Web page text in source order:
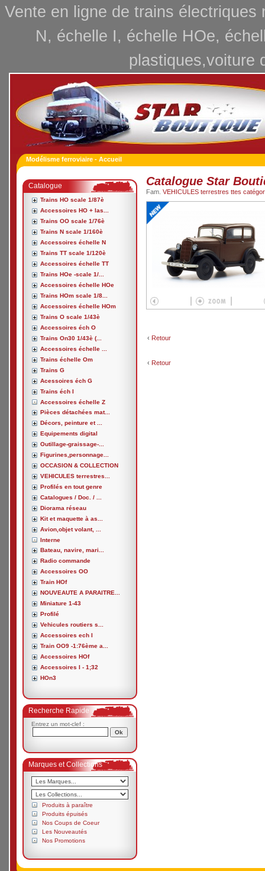
Vente en ligne de trains
N, échelle I, échelle HOe,
plastiques,voiture
Modélisme ferroviaire - Accueil
Catalogue
Trains HO scale 1/87è
Accessoires HO + las...
Trains OO scale 1/76è
Trains N scale 1/160è
Accessoires échelle N
Trains TT scale 1/120è
Accessoires échelle TT
Trains HOe -scale 1/...
Accessoires échelle HOe
Trains HOm scale 1/8...
Accessoires échelle HOm
Trains O scale 1/43è
Accessoires éch O
Trains On30 1/43è (...
Accessoires échelle ...
Trains échelle Om
Trains G
Acessoires éch G
Trains éch I
Accessoires échelle Z
Pièces détachées mat...
Décors, peinture et ...
Equipements digital
Outillage-graissage-...
Figurines,personnage...
OCCASION & COLLECTION
VEHICULES terrestres...
Profilés en tout genre
Catalogues / Doc. / ...
Diorama réseau
Kit et maquette à as...
Avion,objet volant, ...
Interne
Bateau, navire, mari...
Radio commande
Accessoires OO
Train HOf
NOUVEAUTE A PARAITRE...
Miniature 1-43
Profilé
Vehicules routiers s...
Accessoires ech I
Train OO9 -1:76ème a...
Accessoires HOf
Accessoires I - 1;32
HOn3
Recherche Rapide
Entrez un mot-clef :
Marques et Collections
Produits à paraître
Produits épuisés
Nos Coups de Coeur
Les Nouveautés
Nos Promotions
Catalogue Star
Fam. VEHICULES terrestres ttes
‹ Retour
‹ Retour